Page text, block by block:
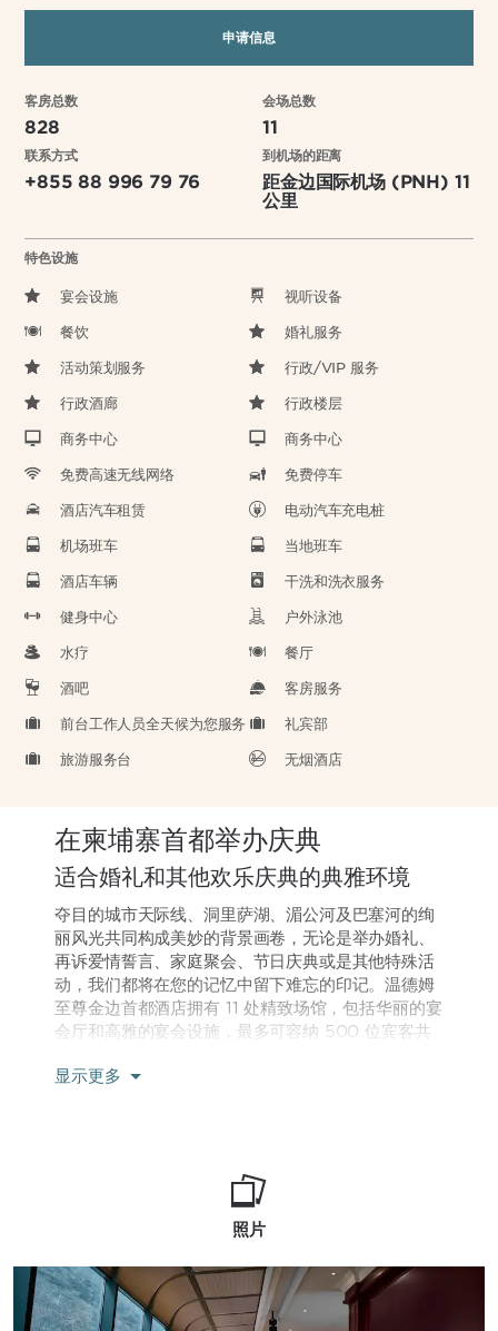
申请信息
客房总数
828
联系方式
+855 88 996 79 76
会场总数
11
到机场的距离
距金边国际机场 (PNH) 11
公里
特色设施
宴会设施 视听设备
餐饮 婚礼服务
活动策划服务 行政/VIP 服务
行政酒廊 行政楼层
商务中心 商务中心
免费高速无线网络 免费停车
酒店汽车租赁 电动汽车充电桩
机场班车 当地班车
酒店车辆 干洗和洗衣服务
健身中心 户外泳池
水疗 餐厅
酒吧 客房服务
前台工作人员全天候为您服务 礼宾部
旅游服务台 无烟酒店
在柬埔寨首都举办庆典
适合婚礼和其他欢乐庆典的典雅环境
夺目的城市天际线、洞里萨湖、湄公河及巴塞河的绚
丽风光共同构成美妙的背景画卷，无论是举办婚礼、
再诉爱情誓言、家庭聚会、节日庆典或是其他特殊活
动，我们都将在您的记忆中留下难忘的印记。温德姆
至尊金边首都酒店拥有 11 处精致场馆，包括华丽的宴
会厅和高雅的宴会设施，最多可容纳 500 位宾客共
的宴请菜肴，同时，我们的九家餐厅和酒吧也可承接
望告知我们经验丰富的婚礼和活动策划师，他们会细
心处理好所有细节；在那特殊的一天到来之前，您有
充足的时间在我们环境清幽的水疗和养生中心里静享
显示更多
照片